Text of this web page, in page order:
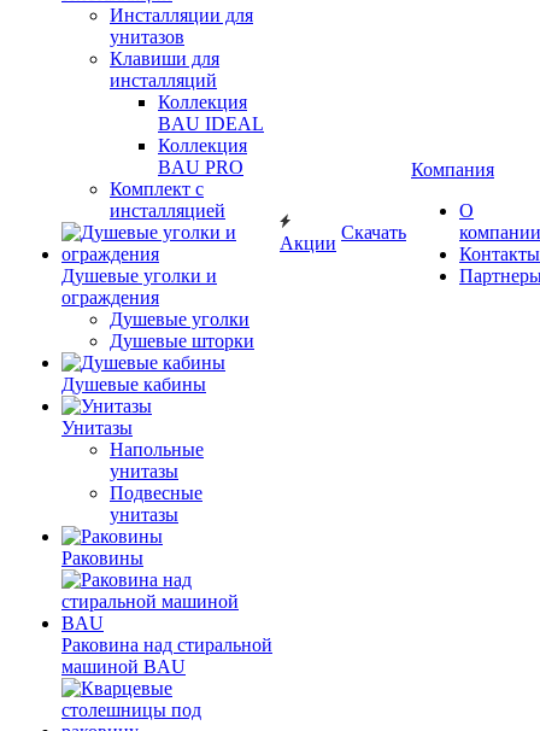
Инсталляции для
унитазов
Клавиши для
инсталляций
Коллекция
BAU IDEAL
Коллекция
BAU PRO
Комплект с
инсталляцией
Душевые уголки и
ограждения
Душевые уголки
Душевые шторки
Душевые кабины
Унитазы
Напольные
унитазы
Подвесные
унитазы
Раковины
Раковина над стиральной
машиной BAU
Акции
Скачать
Компания
О
компании
Контакты